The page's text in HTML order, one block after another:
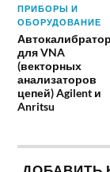
ПРИБОРЫ И
ОБОРУДОВАНИЕ
для VNA
(векторных
анализаторов
цепей) Agilent и
Anritsu